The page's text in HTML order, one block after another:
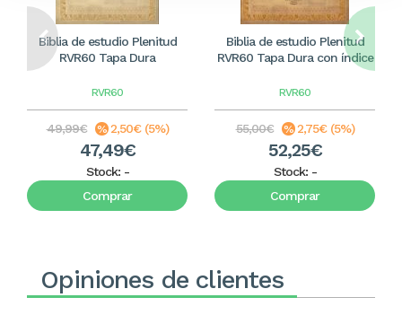
Biblia de estudio Plenitud
RVR60 Tapa Dura
RVR60
49,99€ 2,50€ (5%)
47,49€
Stock: -
Comprar
Biblia de estudio Plenitud
RVR60 Tapa Dura con índice
RVR60
55,00€ 2,75€ (5%)
52,25€
Stock: -
Comprar
Opiniones de clientes